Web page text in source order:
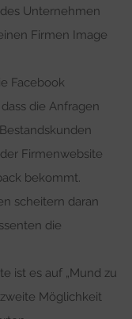
Unternehmen
Firmen Image
Facebook
die Anfragen
Firmenwebsite
bekommt.
scheitern daran
die
ist es auf „Mund zu
Möglichkeit